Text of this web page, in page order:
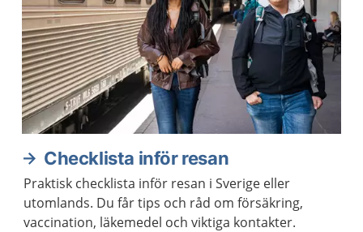
Checklista inför resan
Praktisk checklista inför resan i Sverige eller
utomlands. Du får tips och råd om försäkring,
vaccination, läkemedel och viktiga kontakter.